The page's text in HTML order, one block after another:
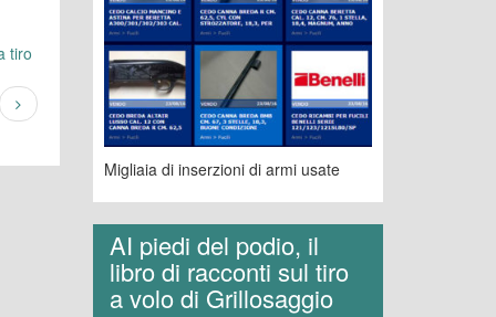
tiro
Migliaia di inserzioni di armi usate
AI piedi del podio, il
libro di racconti sul tiro
a volo di Grillosaggio